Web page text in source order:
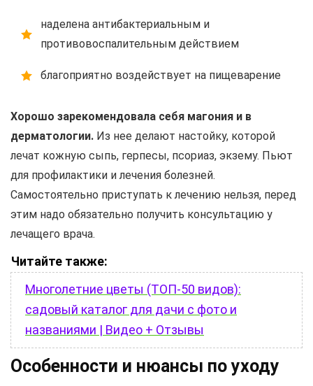
наделена антибактериальным и
противовоспалительным действием
благоприятно воздействует на пищеварение
Хорошо зарекомендовала себя магония и в
дерматологии. Из нее делают настойку, которой
лечат кожную сыпь, герпесы, псориаз, экзему. Пьют
для профилактики и лечения болезней.
Самостоятельно приступать к лечению нельзя, перед
этим надо обязательно получить консультацию у
лечащего врача.
Читайте также:
Многолетние цветы (ТОП-50 видов):
садовый каталог для дачи с фото и
названиями | Видео + Отзывы
Особенности и нюансы по уходу